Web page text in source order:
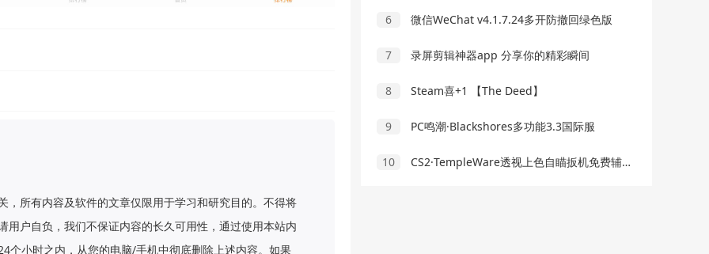
，所有内容及软件的文章仅限用于学习和研究目的。不得将
户自负，我们不保证内容的长久可用性，通过使用本站内
个小时之内，从您的电脑/手机中彻底删除上述内容。如果
6 微信WeChat v4.1.7.24多开防撤回绿色版
7 录屏剪辑神器app 分享你的精彩瞬间
8 Steam喜+1 【The Deed】
9 PC鸣潮·Blackshores多功能3.3国际服
10 CS2·TempleWare透视上色自瞄扳机免费辅助【免更】